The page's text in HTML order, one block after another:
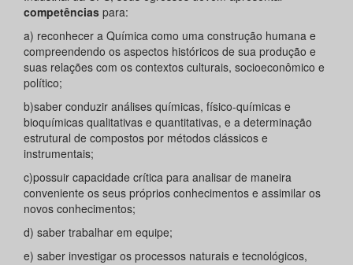
competências para:
a) reconhecer a Química como uma construção humana e
compreendendo os aspectos históricos de sua produção e
suas relações com os contextos culturais, socioeconômico e
político;
b)saber conduzir análises químicas, físico-químicas e
bioquímicas qualitativas e quantitativas, e a determinação
estrutural de compostos por métodos clássicos e
instrumentais;
c)possuir capacidade crítica para analisar de maneira
conveniente os seus próprios conhecimentos e assimilar os
novos conhecimentos;
d) saber trabalhar em equipe;
e) saber investigar os processos naturais e tecnológicos,